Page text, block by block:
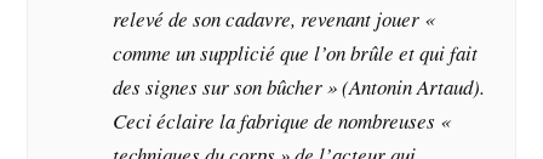
relevé de son cadavre, revenant jouer «
comme un supplicié que l’on brûle et qui fait
des signes sur son bûcher » (Antonin Artaud).
Ceci éclaire la fabrique de nombreuses «